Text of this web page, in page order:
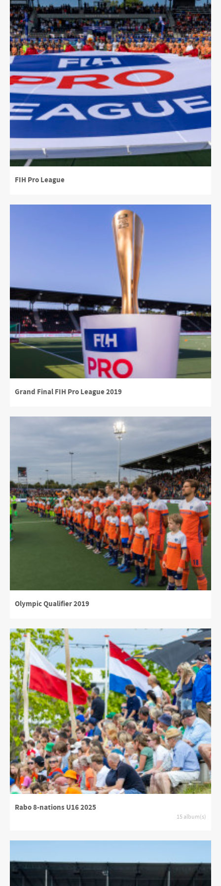
FIH Pro League
Grand Final FIH Pro League 2019
Olympic Qualifier 2019
Rabo 8-nations U16 2025
15 album(s)